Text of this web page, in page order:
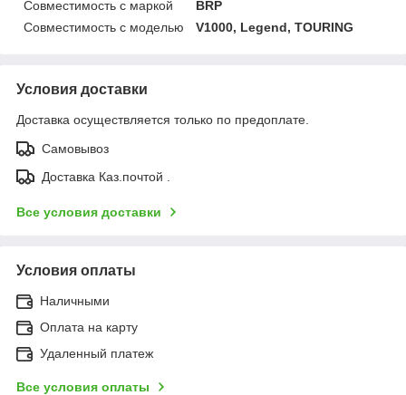
Совместимость с маркой
BRP
Совместимость с моделью
V1000, Legend, TOURING
Условия доставки
Доставка осуществляется только по предоплате.
Самовывоз
Доставка Каз.почтой .
Все условия доставки
Условия оплаты
Наличными
Оплата на карту
Удаленный платеж
Все условия оплаты